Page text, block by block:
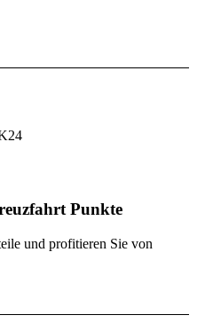
Punkte
und profitieren Sie von